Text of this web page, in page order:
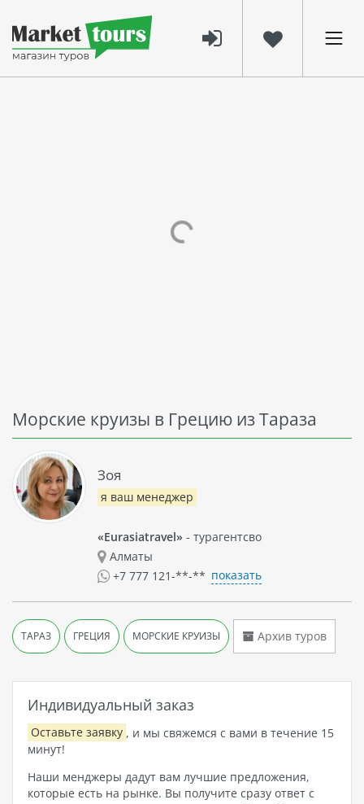
Морские круизы в Грецию из Тараза
Индивидуальный заказ
Оставьте заявку , и мы свяжемся с вами в течение 15
минут!
Наши менджеры дадут вам лучшие предложения,
которые есть на рынке. Вы получите сразу ответ с
Зоя
я ваш менеджер
«Eurasiatravel» - турагентсво
Алматы
+7 777 121-**-** показать
ТАРАЗ ГРЕЦИЯ МОРСКИЕ КРУИЗЫ Архив туров